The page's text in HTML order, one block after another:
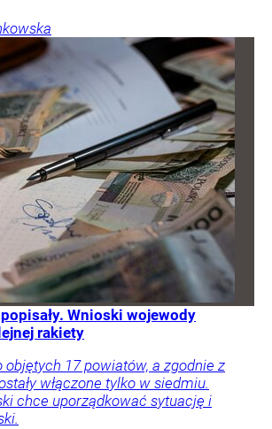
Wnioski wojewody
rakiety
objętych 17 powiatów, a zgodnie z
włączone tylko w siedmiu.
chce uporządkować sytuację i